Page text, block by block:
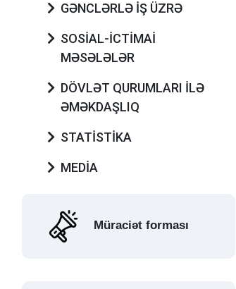
GƏNCLƏRLƏ İŞ ÜZRƏ
SOSİAL-İCTİMAİ
MƏSƏLƏLƏR
DÖVLƏT QURUMLARI İLƏ
ƏMƏKDAŞLIQ
STATİSTİKA
MEDİA
Müraciət forması